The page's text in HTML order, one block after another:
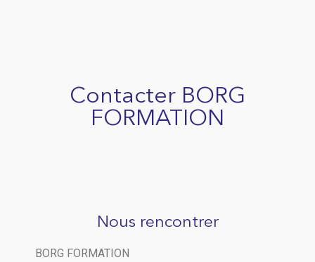
Contacter BORG
FORMATION
Nous rencontrer
BORG FORMATION